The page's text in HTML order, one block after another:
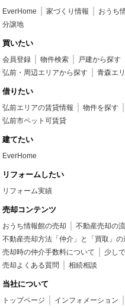
EverHome 家づくり情報 おうち
分譲地
買いたい
会員登録 物件検索 戸建から探す
弘前・周辺エリアから探す
青森エ
借りたい
弘前エリアの賃貸情報 物件を探す
弘前市ペット可賃貸
建てたい
EverHome
リフォームしたい
リフォーム実績
売却コンテンツ
おうち情報館の売却
不動産売却の
不動産売却方法「仲介」と「買取」の
売却時の仲介手数料について
少し
売却よくある質問
相続相談
当社について
トップページ インフォメーション